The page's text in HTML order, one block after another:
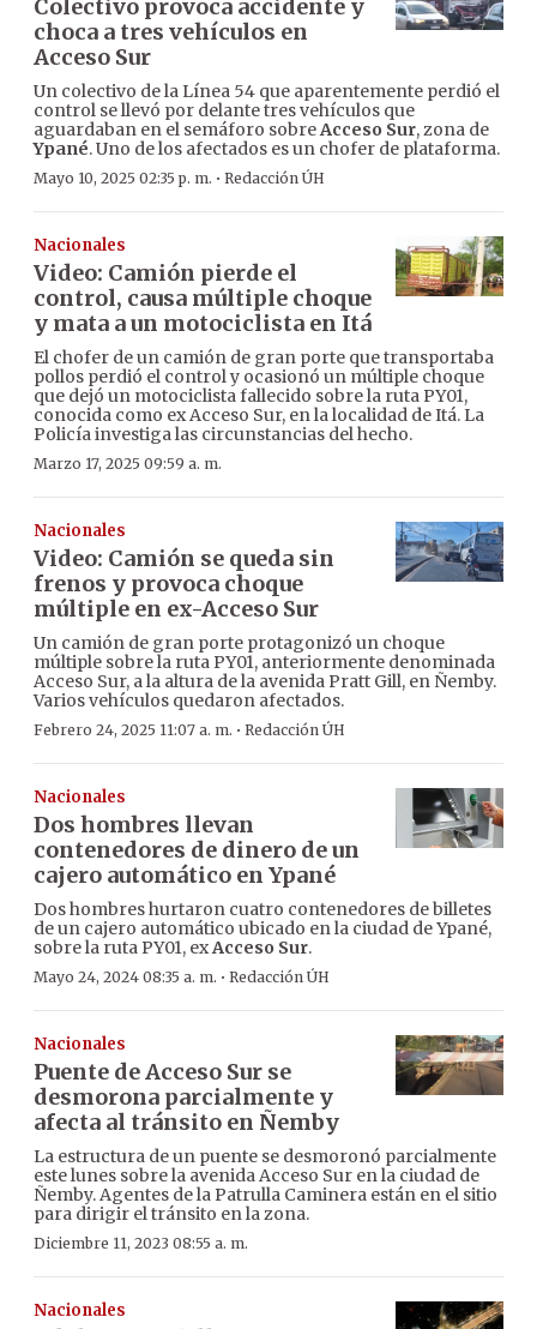
Colectivo provoca accidente y
choca a tres vehículos en
Acceso Sur
Un colectivo de la Línea 54 que aparentemente perdió el
control se llevó por delante tres vehículos que
aguardaban en el semáforo sobreAcceso Sur, zona de
Ypané. Uno de los afectados es un chofer de plataforma.
Mayo 10, 2025 02:35 p. m. · Redacción ÚH
Nacionales
Video: Camión pierde el
control, causa múltiple choque
y mata a un motociclista en Itá
El chofer de un camión de gran porte que transportaba
pollos perdió el control y ocasionó un múltiple choque
que dejó un motociclista fallecido sobre la ruta PY01,
conocida como ex Acceso Sur, en la localidad de Itá. La
Policía investiga las circunstancias del hecho.
Marzo 17, 2025 09:59 a. m.
Nacionales
Video: Camión se queda sin
frenos y provoca choque
múltiple en ex-Acceso Sur
Un camión de gran porte protagonizó un choque
múltiple sobre la ruta PY01, anteriormente denominada
Acceso Sur, a la altura de la avenida Pratt Gill, en Ñemby.
Varios vehículos quedaron afectados.
Febrero 24, 2025 11:07 a. m. · Redacción ÚH
Nacionales
Dos hombres llevan
contenedores de dinero de un
cajero automático en Ypané
Dos hombres hurtaron cuatro contenedores de billetes
de un cajero automático ubicado en la ciudad de Ypané,
sobre la ruta PY01, exAcceso Sur.
Mayo 24, 2024 08:35 a. m. · Redacción ÚH
Nacionales
Puente de Acceso Sur se
desmorona parcialmente y
afecta al tránsito en Ñemby
La estructura de un puente se desmoronó parcialmente
este lunes sobre la avenida Acceso Sur en la ciudad de
Ñemby. Agentes de la Patrulla Caminera están en el sitio
para dirigir el tránsito en la zona.
Diciembre 11, 2023 08:55 a. m.
Nacionales